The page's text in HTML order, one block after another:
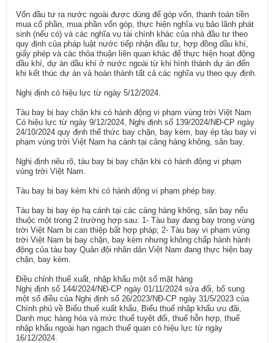
Vốn đầu tư ra nước ngoài được dùng để góp vốn, thanh toán tiền
mua cổ phần, mua phần vốn góp, thực hiện nghĩa vụ bảo lãnh phát
sinh (nếu có) và các nghĩa vụ tài chính khác của nhà đầu tư theo
quy định của pháp luật nước tiếp nhận đầu tư, hợp đồng dầu khí,
giấy phép và các thỏa thuận liên quan khác để thực hiện hoạt động
dầu khí, dự án dầu khí ở nước ngoài từ khi hình thành dự án đến
khi kết thúc dự án và hoàn thành tất cả các nghĩa vụ theo quy định.
Nghị định có hiệu lực từ ngày 5/12/2024.
Tàu bay bị bay chặn khi có hành động vi phạm vùng trời Việt Nam
Có hiệu lực từ ngày 9/12/2024, Nghị định số 139/2024/NĐ-CP ngày
24/10/2024 quy định thể thức bay chặn, bay kèm, bay ép tàu bay vi
phạm vùng trời Việt Nam hạ cánh tại cảng hàng không, sân bay.
Nghị định nêu rõ, tàu bay bị bay chặn khi có hành động vi phạm
vùng trời Việt Nam.
Tàu bay bị bay kèm khi có hành động vi phạm phép bay.
Tàu bay bị bay ép hạ cánh tại các cảng hàng không, sân bay nếu
thuộc một trong 2 trường hợp sau: 1- Tàu bay đang bay trong vùng
trời Việt Nam bị can thiệp bất hợp pháp; 2- Tàu bay vi phạm vùng
trời Việt Nam bị bay chặn, bay kèm nhưng không chấp hành hành
động của tàu bay Quân đội nhân dân Việt Nam đang thực hiện bay
chặn, bay kèm.
Điều chỉnh thuế xuất, nhập khẩu một số mặt hàng
Nghị định số 144/2024/NĐ-CP ngày 01/11/2024 sửa đổi, bổ sung
một số điều của Nghị định số 26/2023/NĐ-CP ngày 31/5/2023 của
Chính phủ về Biểu thuế xuất khẩu, Biểu thuế nhập khẩu ưu đãi,
Danh mục hàng hóa và mức thuế tuyệt đối, thuế hỗn hợp, thuế
nhập khẩu ngoài hạn ngạch thuế quan có hiệu lực từ ngày
16/12/2024.